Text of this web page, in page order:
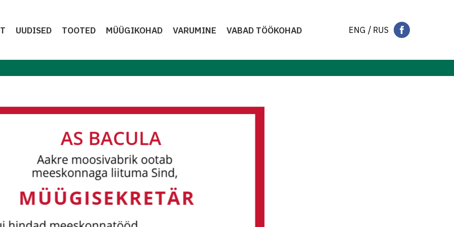
UUDISED TOOTED MÜÜGIKOHAD VARUMINE VABAD TÖÖKOHAD ENG RUS